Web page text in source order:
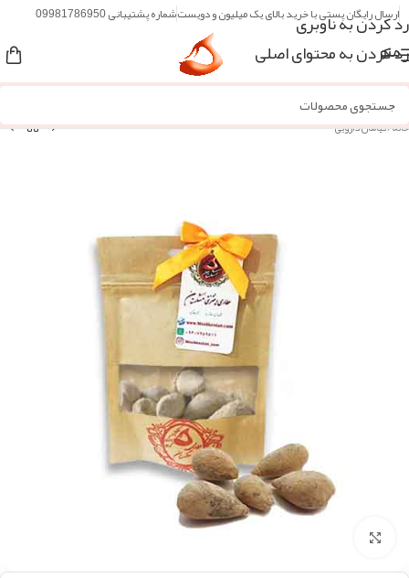
رد کردن به ناوبری
رد کردن به محتوای اصلی
ارسال رایگان پستی با خرید بالای یک میلیون و دویستشماره پشتیبانی 09981786950
منو
خانه/گیاهان دارویی